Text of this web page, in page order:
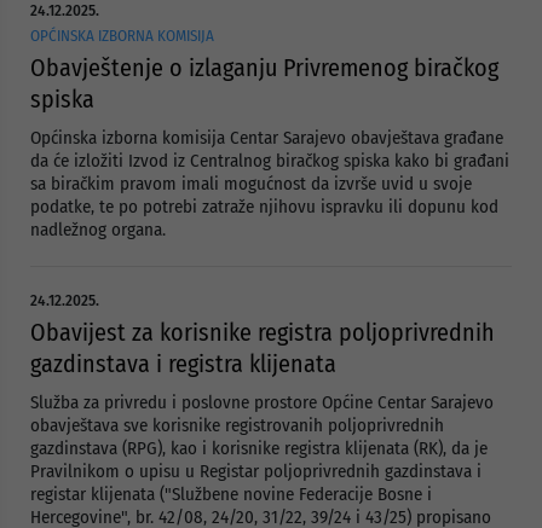
24.12.2025.
OPĆINSKA IZBORNA KOMISIJA
Obavještenje o izlaganju Privremenog biračkog
spiska
Općinska izborna komisija Centar Sarajevo obavještava građane
da će izložiti Izvod iz Centralnog biračkog spiska kako bi građani
sa biračkim pravom imali mogućnost da izvrše uvid u svoje
podatke, te po potrebi zatraže njihovu ispravku ili dopunu kod
nadležnog organa.
24.12.2025.
Obavijest za korisnike registra poljoprivrednih
gazdinstava i registra klijenata
Služba za privredu i poslovne prostore Općine Centar Sarajevo
obavještava sve korisnike registrovanih poljoprivrednih
gazdinstava (RPG), kao i korisnike registra klijenata (RK), da je
Pravilnikom o upisu u Registar poljoprivrednih gazdinstava i
registar klijenata ("Službene novine Federacije Bosne i
Hercegovine", br. 42/08, 24/20, 31/22, 39/24 i 43/25) propisano